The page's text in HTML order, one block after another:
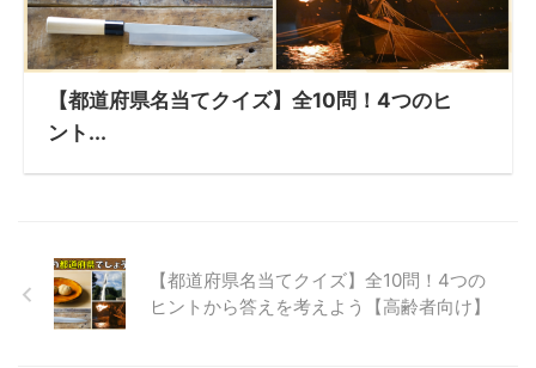
【都道府県名当てクイズ】全10問！4つのヒ
ント...
【都道府県名当てクイズ】全10問！4つの
ヒントから答えを考えよう【高齢者向け】